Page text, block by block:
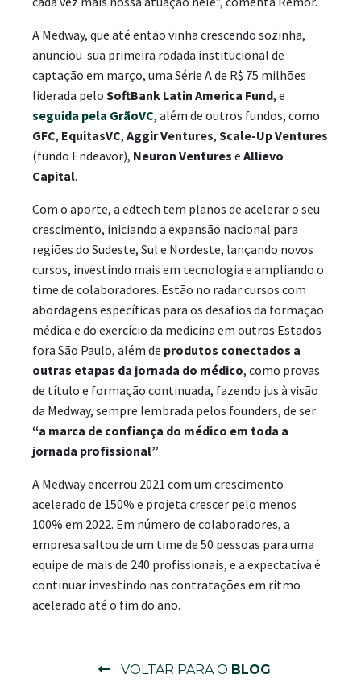
A Medway, que até então vinha crescendo sozinha,
anunciou sua primeira rodada institucional de
captação em março, uma Série A de R$ 75 milhões
liderada pelo SoftBank Latin America Fund, e
seguida pela GrãoVC, além de outros fundos, como
GFC, EquitasVC, Aggir Ventures, Scale-Up Ventures
(fundo Endeavor), Neuron Ventures e Allievo
Capital.
Com o aporte, a edtech tem planos de acelerar o seu
crescimento, iniciando a expansão nacional para
regiões do Sudeste, Sul e Nordeste, lançando novos
cursos, investindo mais em tecnologia e ampliando o
time de colaboradores. Estão no radar cursos com
abordagens específicas para os desafios da formação
médica e do exercício da medicina em outros Estados
fora São Paulo, além de produtos conectados a
outras etapas da jornada do médico, como provas
de título e formação continuada, fazendo jus à visão
da Medway, sempre lembrada pelos founders, de ser
“a marca de confiança do médico em toda a
jornada profissional”.
A Medway encerrou 2021 com um crescimento
acelerado de 150% e projeta crescer pelo menos
100% em 2022. Em número de colaboradores, a
empresa saltou de um time de 50 pessoas para uma
equipe de mais de 240 profissionais, e a expectativa é
continuar investindo nas contratações em ritmo
acelerado até o fim do ano.
VOLTAR PARA O BLOG